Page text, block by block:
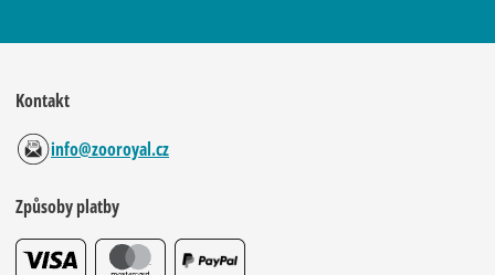
Kontakt
info@zooroyal.cz
Způsoby platby